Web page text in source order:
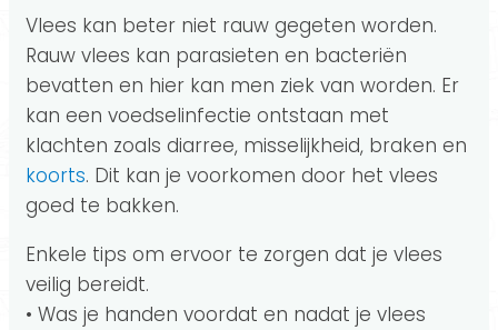
Vlees kan beter niet rauw gegeten worden.
Rauw vlees kan parasieten en bacteriën
bevatten en hier kan men ziek van worden. Er
kan een voedselinfectie ontstaan met
klachten zoals diarree, misselijkheid, braken en
koorts. Dit kan je voorkomen door het vlees
goed te bakken.
Enkele tips om ervoor te zorgen dat je vlees
veilig bereidt.
• Was je handen voordat en nadat je vlees